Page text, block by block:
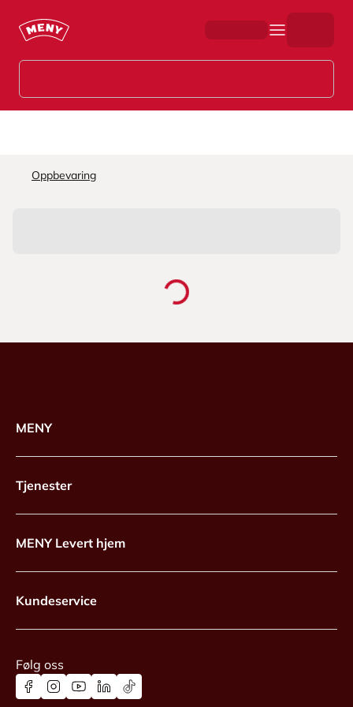
Oppbevaring
MENY
Tjenester
MENY Levert hjem
Kundeservice
Følg oss